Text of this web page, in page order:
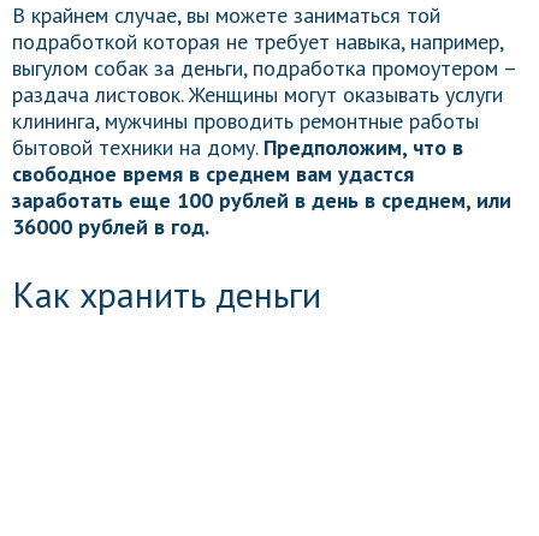
В крайнем случае, вы можете заниматься той
подработкой которая не требует навыка, например,
выгулом собак за деньги, подработка промоутером –
раздача листовок. Женщины могут оказывать услуги
клининга, мужчины проводить ремонтные работы
бытовой техники на дому. Предположим, что в
свободное время в среднем вам удастся
заработать еще 100 рублей в день в среднем, или
36000 рублей в год.
Как хранить деньги